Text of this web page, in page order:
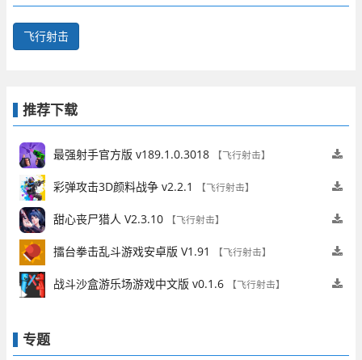
飞行射击
推荐下载
最强射手官方版 v189.1.0.3018 【飞行射击】
彩弹攻击3D颜料战争 v2.2.1 【飞行射击】
甜心丧尸猎人 V2.3.10 【飞行射击】
擂台拳击乱斗游戏安卓版 V1.91 【飞行射击】
战斗沙盒游乐场游戏中文版 v0.1.6 【飞行射击】
专题